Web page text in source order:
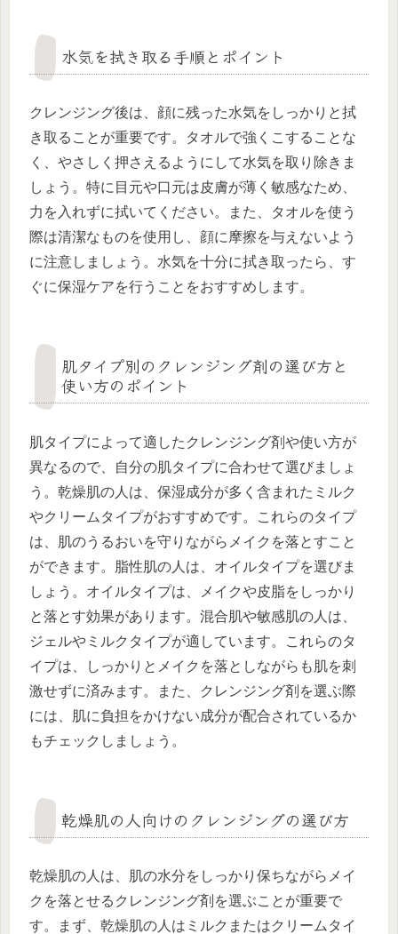
水気を拭き取る手順とポイント
クレンジング後は、顔に残った水気をしっかりと拭
き取ることが重要です。タオルで強くこすることな
く、やさしく押さえるようにして水気を取り除きま
しょう。特に目元や口元は皮膚が薄く敏感なため、
力を入れずに拭いてください。また、タオルを使う
際は清潔なものを使用し、顔に摩擦を与えないよう
に注意しましょう。水気を十分に拭き取ったら、す
ぐに保湿ケアを行うことをおすすめします。
肌タイプ別のクレンジング剤の選び方と
使い方のポイント
肌タイプによって適したクレンジング剤や使い方が
異なるので、自分の肌タイプに合わせて選びましょ
う。乾燥肌の人は、保湿成分が多く含まれたミルク
やクリームタイプがおすすめです。これらのタイプ
は、肌のうるおいを守りながらメイクを落とすこと
ができます。脂性肌の人は、オイルタイプを選びま
しょう。オイルタイプは、メイクや皮脂をしっかり
と落とす効果があります。混合肌や敏感肌の人は、
ジェルやミルクタイプが適しています。これらのタ
イプは、しっかりとメイクを落としながらも肌を刺
激せずに済みます。また、クレンジング剤を選ぶ際
には、肌に負担をかけない成分が配合されているか
もチェックしましょう。
乾燥肌の人向けのクレンジングの選び方
乾燥肌の人は、肌の水分をしっかり保ちながらメイ
クを落とせるクレンジング剤を選ぶことが重要で
す。まず、乾燥肌の人はミルクまたはクリームタイ